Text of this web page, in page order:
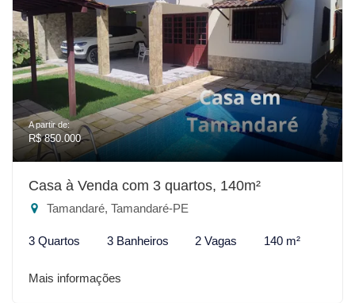
A partir de:
R$ 850.000
Casa à Venda com 3 quartos, 140m²
Tamandaré, Tamandaré-PE
3 Quartos 3 Banheiros 2 Vagas 140 m²
Mais informações